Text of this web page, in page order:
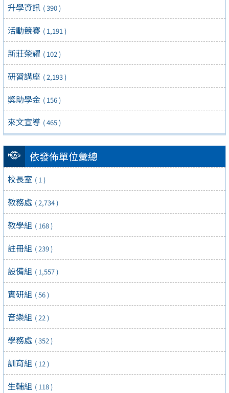
升學資訊 ( 390 )
活動競賽 ( 1,191 )
新莊榮耀 ( 102 )
研習講座 ( 2,193 )
獎助學金 ( 156 )
來文宣導 ( 465 )
依發佈單位彙總
校長室 ( 1 )
教務處 ( 2,734 )
教學組 ( 168 )
註冊組 ( 239 )
設備組 ( 1,557 )
實研組 ( 56 )
音樂組 ( 22 )
學務處 ( 352 )
訓育組 ( 12 )
生輔組 ( 118 )